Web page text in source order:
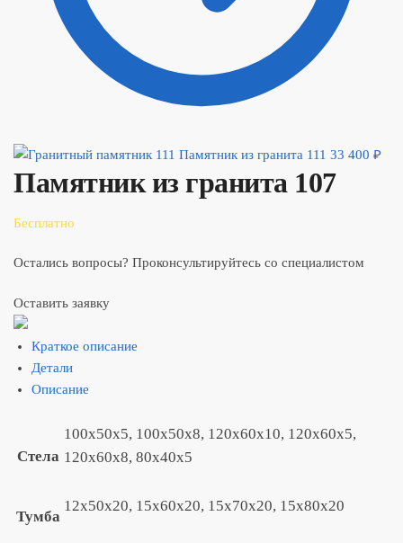
Памятник из гранита 111 33 400 ₽
Памятник из гранита 107
Бесплатно
Остались вопросы? Проконсультируйтесь со специалистом
Оставить заявку
Краткое описание
Детали
Описание
Стела
100x50x5, 100x50x8, 120x60x10, 120x60x5,
120x60x8, 80x40x5
Тумба
12x50x20, 15x60x20, 15x70x20, 15х80х20